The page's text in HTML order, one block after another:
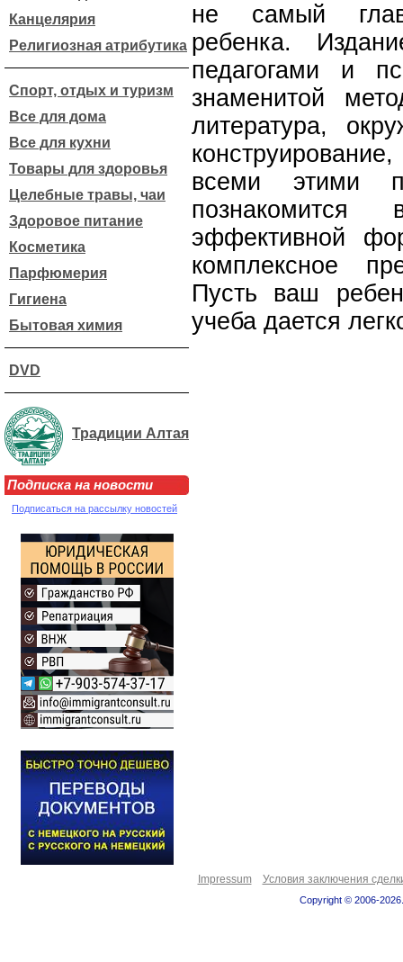
Канцелярия
Религиозная атрибутика
Спорт, отдых и туризм
Все для дома
Все для кухни
Товары для здоровья
Целебные травы, чаи
Здоровое питание
Косметика
Парфюмерия
Гигиена
Бытовая химия
DVD
Традиции Алтая
Подписка на новости
Подписаться на рассылку новостей
не самый
ребенка.
педагогами и
знаменитой
литература,
всеми этими
эффективной
комплексное
Пусть ваш
учеба дается
Impressum Условия заключения
Copyright © 2006-